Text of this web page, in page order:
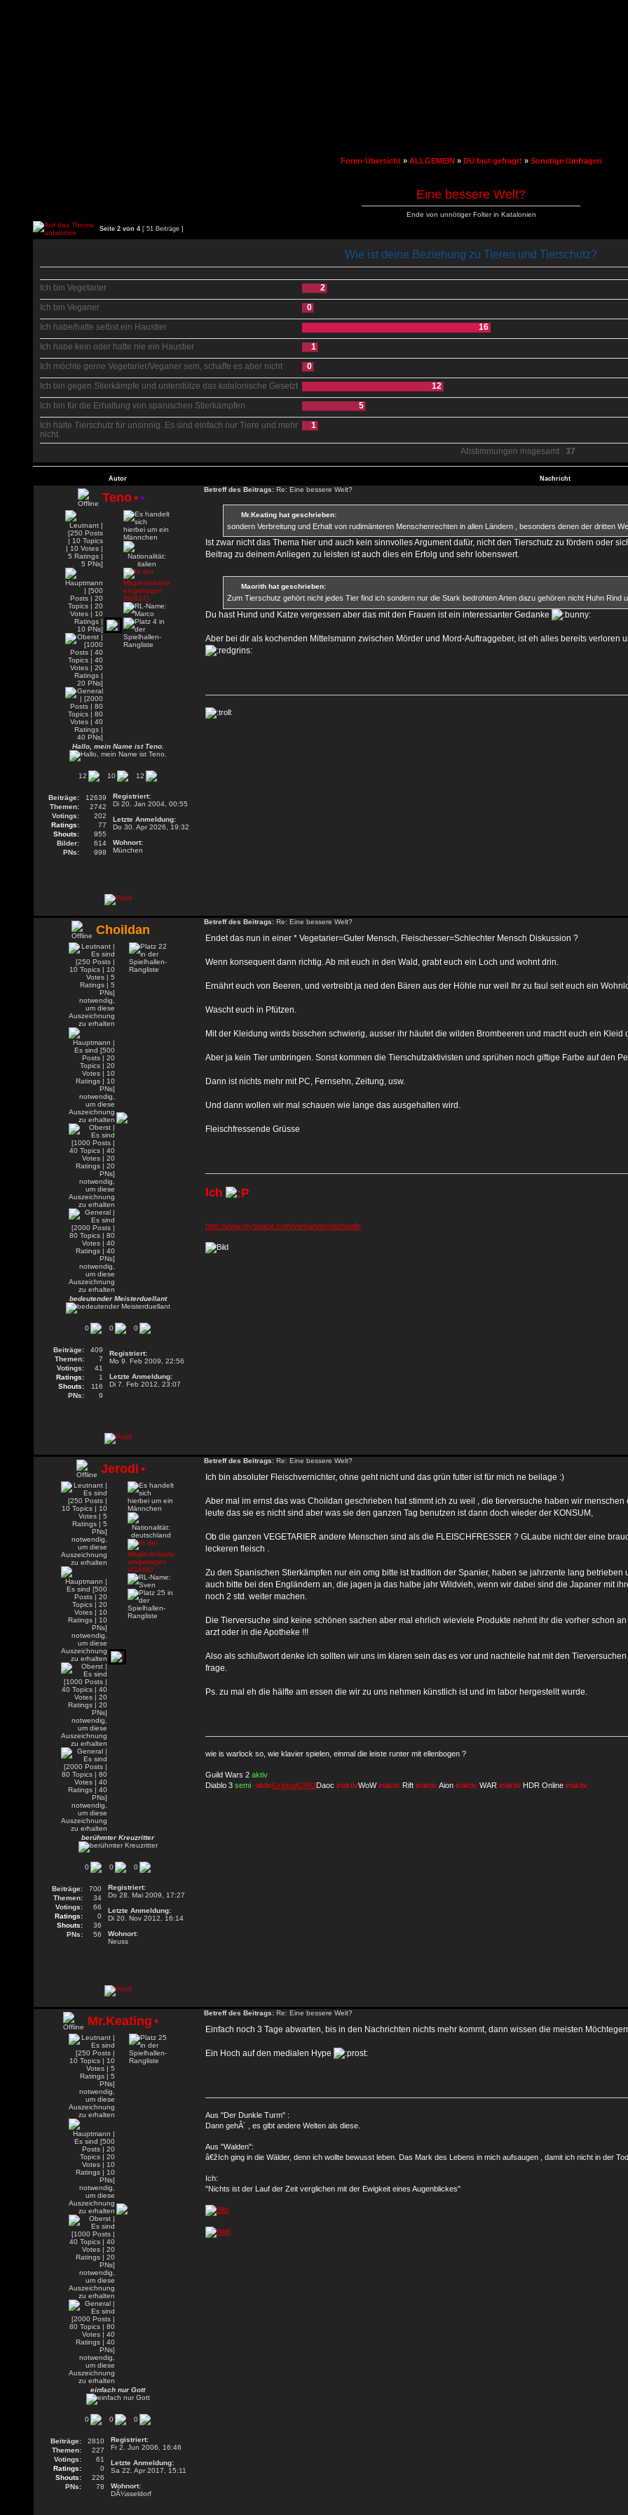
Foren-Übersicht» ALLGEMEIN» DU bist gefragt! » Sonstige Umfragen
Eine bessere Welt?
Ende von unnötiger Folter in Katalonien
Seite 2 von 4 [ 51 Beiträge ]
Wie ist deine Beziehung zu Tieren und Tierschutz?
Ich bin Vegetarier 2
Ich bin Veganer
0
Ich habe/hatte selbst ein Haustier
16
Ich habe kein oder hatte nie ein Haustier
1
Ich möchte gerne Vegetarier/Veganer sein, schaffe es aber nicht
0
Ich bin gegen Stierkämpfe und unterstütze das katalonische Gesetzt
12
Ich bin für die Erhaltung von spanischen Stierkämpfen
5
Ich halte Tierschutz für unsinnig. Es sind einfach nur Tiere und mehr
nicht.
1
Abstimmungen insgesamt : 37
Autor Nachricht
Teno••
Hallo, mein Name ist Teno.
12 10 12
Beiträge:
12639
Themen:
2742
Votings:
202
Ratings:
77
Shouts:
955
Bilder:
614
PNs:
998
Registriert:
Di 20. Jan 2004, 00:55
Letzte Anmeldung:
Do 30. Apr 2026, 19:32
Wohnort:
München
Betreff des Beitrags: Re: Eine bessere Welt?
Mr.Keating hat geschrieben:
sondern Verbreitung und Erhalt von rudimänteren Menschenrechten in allen Ländern , besonders denen der dritten
Ist zwar nicht das Thema hier und auch kein sinnvolles Argument dafür, nicht den Tierschutz zu fördern oder
Beitrag zu deinem Anliegen zu leisten ist auch dies ein Erfolg und sehr lobenswert.
Maorith hat geschrieben:
Zum Tierschutz gehört nicht jedes Tier find ich sondern nur die Stark bedrohten Arten dazu gehören nicht Huhn Rind
Du hast Hund und Katze vergessen aber das mit den Frauen ist ein interessanter Gedanke
Aber bei dir als kochenden Mittelsmann zwischen Mörder und Mord-Auftraggeber, ist eh alles bereits verloren
Choildan
bedeutender Meisterduellant
0 0 0
Beiträge:
409
Themen:
7
Votings:
41
Ratings:
1
Shouts:
116
PNs:
9
Registriert:
Mo 9. Feb 2009, 22:56
Letzte Anmeldung:
Di 7. Feb 2012, 23:07
Betreff des Beitrags: Re: Eine bessere Welt?
Endet das nun in einer * Vegetarier=Guter Mensch, Fleischesser=Schlechter Mensch Diskussion ?
Wenn konsequent dann richtig. Ab mit euch in den Wald, grabt euch ein Loch und wohnt drin.
Ernährt euch von Beeren, und vertreibt ja ned den Bären aus der Höhle nur weil Ihr zu faul seit euch ein
Wascht euch in Pfützen.
Mit der Kleidung wirds bisschen schwierig, ausser ihr häutet die wilden Brombeeren und macht euch ein Kleid
Aber ja kein Tier umbringen. Sonst kommen die Tierschutzaktivisten und sprühen noch giftige Farbe auf den
Dann ist nichts mehr mit PC, Fernsehn, Zeitung, usw.
Und dann wollen wir mal schauen wie lange das ausgehalten wird.
Fleischfressende Grüsse
Ich
http://www.myspace.com/verbannterderhoelle
Jerodi •
berühmter Kreuzritter
0 0 0
Beiträge:
700
Themen:
34
Votings:
66
Ratings:
0
Shouts:
36
PNs:
56
Registriert:
Do 28. Mai 2009, 17:27
Letzte Anmeldung:
Di 20. Nov 2012, 16:14
Wohnort:
Neuss
Betreff des Beitrags: Re: Eine bessere Welt?
Ich bin absoluter Fleischvernichter, ohne geht nicht und das grün futter ist für mich ne beilage :)
Aber mal im ernst das was Choildan geschrieben hat stimmt ich zu weil , die tierversuche haben wir
leute das sie es nicht sind aber was sie den ganzen Tag benutzen ist dann doch wieder der KONSUM,
Ob die ganzen VEGETARIER andere Menschen sind als die FLEISCHFRESSER ? GLaube nicht der eine
leckeren fleisch .
Zu den Spanischen Stierkämpfen nur ein omg bitte ist tradition der Spanier, haben se jahrzente lang
auch bitte bei den Engländern an, die jagen ja das halbe jahr Wildvieh, wenn wir dabei sind die Japaner mit
noch 2 std. weiter machen.
Die Tierversuche sind keine schönen sachen aber mal ehrlich wieviele Produkte nehmt ihr die vorher schon
arzt oder in die Apotheke !!!
Also als schlußwort denke ich sollten wir uns im klaren sein das es vor und nachteile hat mit den
frage.
Ps. zu mal eh die hälfte am essen die wir zu uns nehmen künstlich ist und im labor hergestellt wurde.
wie is warlock so, wie klavier spielen, einmal die leiste runter mit ellenbogen ?
Guild Wars 2 aktiv
Diablo 3 semi -aktivGridna#2592Daoc inaktivWoWinaktiv Rift inaktivAion inaktiv WAR inaktiv HDR Online inaktiv
Mr.Keating •
einfach nur Gott
0 0 0
Beiträge:
2810
Themen:
227
Votings:
61
Ratings:
0
Shouts:
226
PNs:
78
Registriert:
Fr 2. Jun 2006, 16:46
Letzte Anmeldung:
Sa 22. Apr 2017, 15:11
Wohnort:
DÃ¼sseldorf
Betreff des Beitrags: Re: Eine bessere Welt?
Einfach noch 3 Tage abwarten, bis in den Nachrichten nichts mehr kommt, dann wissen die meisten
Ein Hoch auf den medialen Hype
Aus "Der Dunkle Turm" :
Dann gehÂ´ , es gibt andere Welten als diese.
Aus "Walden":
â€žIch ging in die Wälder, denn ich wollte bewusst leben. Das Mark des Lebens in mich aufsaugen , damit ich nicht in der
Ich:
"Nichts ist der Lauf der Zeit verglichen mit der Ewigkeit eines Augenblickes"
]